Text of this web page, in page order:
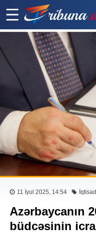
11 İyul 2025, 14:54
Azərbaycanın
büdcəsinin